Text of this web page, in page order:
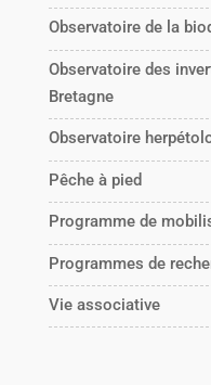
Observatoire de la
Observatoire des
Bretagne
Observatoire
Pêche à pied
Programme de
Programmes de
Vie associative